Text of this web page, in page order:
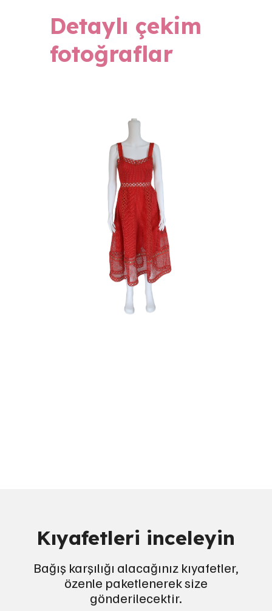
Detaylı çekim
fotoğraflar
Kıyafetleri inceleyin
Bağış karşılığı alacağınız kıyafetler,
özenle paketlenerek size
gönderilecektir.